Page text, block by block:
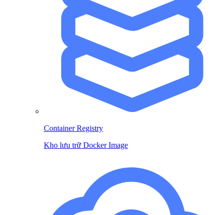
Container Registry
Kho lưu trữ Docker Image